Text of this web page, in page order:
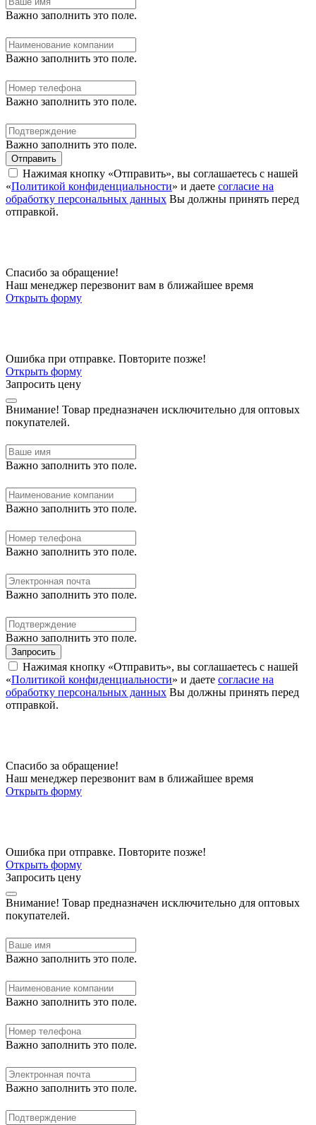
Важно заполнить это поле.
Важно заполнить это поле.
Важно заполнить это поле.
Важно заполнить это поле.
Отправить
Нажимая кнопку «Отправить», вы соглашаетесь с нашей
«Политикой конфиденциальности» и даете согласие на
обработку персональных данных Вы должны принять перед
отправкой.
Спасибо за обращение!
Наш менеджер перезвонит вам в ближайшее время
Открыть форму
Ошибка при отправке. Повторите позже!
Открыть форму
Запросить цену
Внимание! Товар предназначен исключительно для оптовых
покупателей.
Важно заполнить это поле.
Важно заполнить это поле.
Важно заполнить это поле.
Важно заполнить это поле.
Важно заполнить это поле.
Запросить
Нажимая кнопку «Отправить», вы соглашаетесь с нашей
«Политикой конфиденциальности» и даете согласие на
обработку персональных данных Вы должны принять перед
отправкой.
Спасибо за обращение!
Наш менеджер перезвонит вам в ближайшее время
Открыть форму
Ошибка при отправке. Повторите позже!
Открыть форму
Запросить цену
Внимание! Товар предназначен исключительно для оптовых
покупателей.
Важно заполнить это поле.
Важно заполнить это поле.
Важно заполнить это поле.
Важно заполнить это поле.